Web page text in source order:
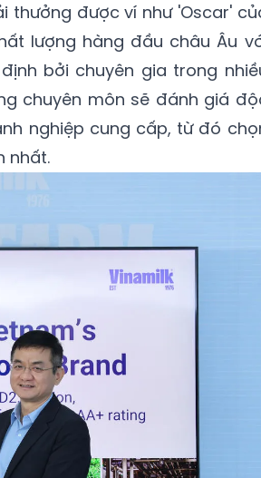
thưởng được ví như 'Oscar'
lượng hàng đầu châu Âu
bởi chuyên gia trong
chuyên môn sẽ đánh giá
nghiệp cung cấp, từ đó
nhất.